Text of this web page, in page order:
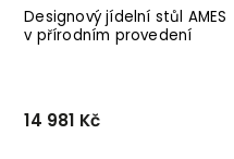
Designový jídelní stůl AMES
v přírodním provedení
14 981 Kč